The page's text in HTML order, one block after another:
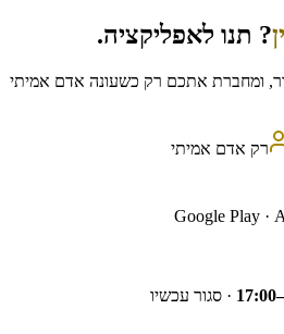
? תנו לאפליקציה.
ומחברת אתכם רק כשעונה אדם אמיתי
רק אדם אמיתי
·
Google Play
· סגור עכשיו